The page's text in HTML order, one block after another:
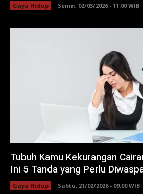
Gaya Hidup Senin, 02/03/2026 - 11:00 WIB
Tubuh Kamu Kekurangan
Ini 5 Tanda yang Perlu
Gaya Hidup Sabtu, 21/02/2026 - 09:00 WIB